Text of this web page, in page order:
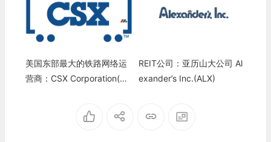
美国东部最大的铁路网络运
营商：CSX Corporation(CS
REIT公司：亚历山大公司 Al
exander’s Inc.(ALX)